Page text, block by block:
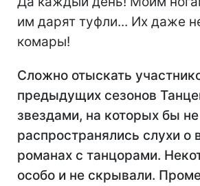
им дарят туфли... Их даже
комары!
Сложно отыскать
предыдущих сезонов
звездами, на которых бы не
распространялись слухи
романах с танцорами.
особо и не скрывали.